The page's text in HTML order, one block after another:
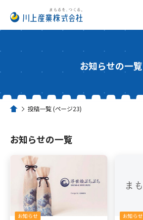
リサイクルへの取り組み
活用事例
川上産業について
お知らせの一覧
ホーム
投稿一覧 (ページ23)
お知らせの一覧
お知らせ お知らせ